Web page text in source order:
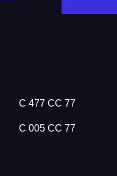
С 477 СС 77
С 005 СС 77